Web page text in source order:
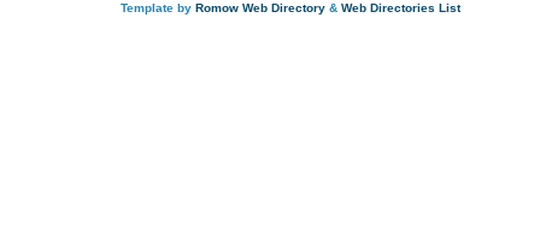
Template by Romow Web Directory & Web Directories List